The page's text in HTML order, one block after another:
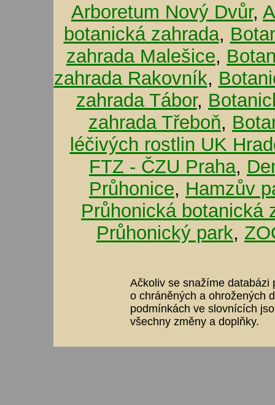
Arboretum Nový Dvůr,
botanická zahrada,
zahrada Malešice,
zahrada Rakovník,
zahrada Tábor,
zahrada Třeboň,
léčivých rostlin UK
FTZ - ČZU Praha,
Průhonice, Hamzův
Průhonická botanická
Průhonický park,
Ačkoliv se snažíme databázi
o chráněných a ohrožených
podmínkách ve slovnících
všechny změny a doplňky.